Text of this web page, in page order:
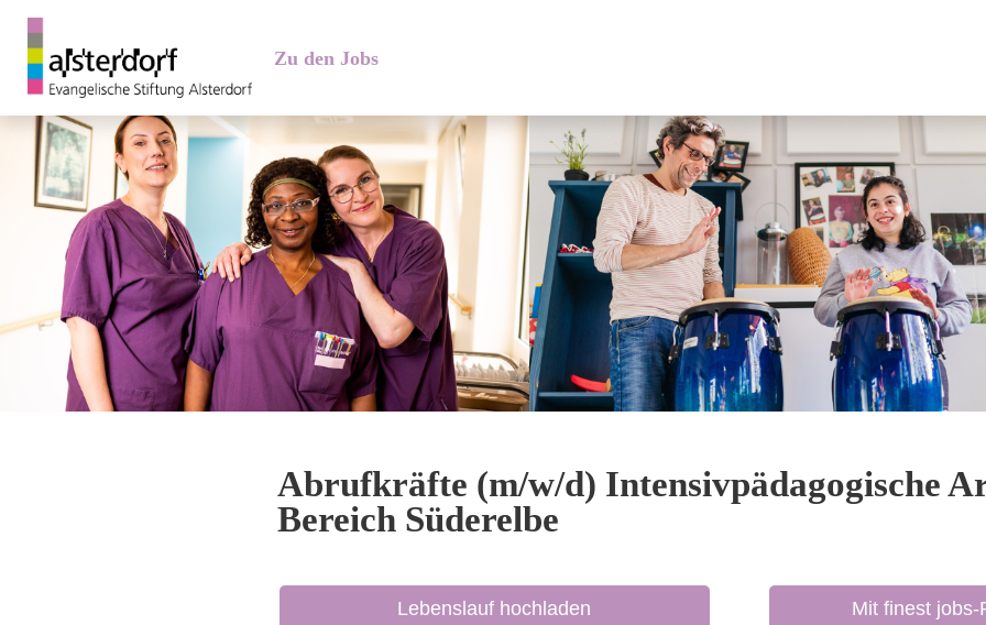
Zu den Jobs
Abrufkräfte (m/w/d) Intensivpädagogische
Bereich Süderelbe
Lebenslauf hochladen Mit finest